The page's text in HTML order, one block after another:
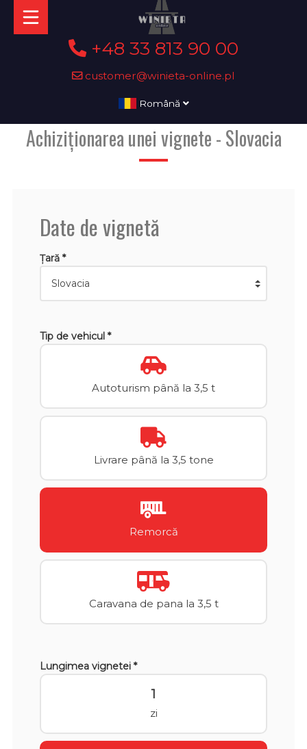
+48 33 813 90 00
customer@winieta-online.pl
Română
Achiziționarea unei vignete - Slovacia
Date de vignetă
Țară *
Tip de vehicul *
Autoturism până la 3,5 t
Livrare până la 3,5 tone
Remorcă
Caravana de pana la 3,5 t
Lungimea vignetei *
1
zi